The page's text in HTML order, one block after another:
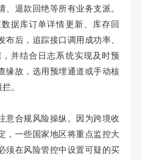
退款回绝等所有业务支派。
据库订单详情更新、库存回
后，追踪接口调用成功率、
并结合日志系统实现及时预
缘故，选用预埋通道或手动核
。
合规风险操纵。因为跨境收
，一些国家地区将重点监控大
须在风险管控中设置可疑的买